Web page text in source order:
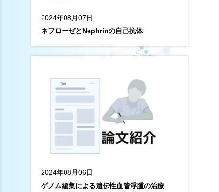
2024年08月07日
ネフローゼとNephrinの自己抗体
2024年08月06日
ゲノム編集による遺伝性血管浮腫の治療